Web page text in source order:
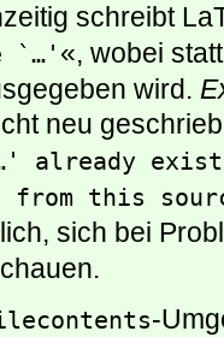
schreibt
`…' «, wobei
wird.
neu
already
from this
sich bei
-